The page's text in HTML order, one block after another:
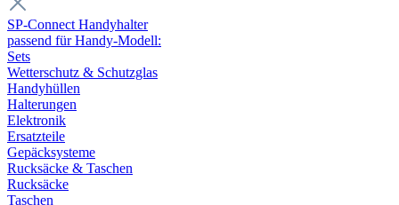
SP-Connect Handyhalter
passend für Handy-Modell:
Sets
Wetterschutz & Schutzglas
Handyhüllen
Halterungen
Elektronik
Ersatzteile
Gepäcksysteme
Rucksäcke & Taschen
Rucksäcke
Taschen